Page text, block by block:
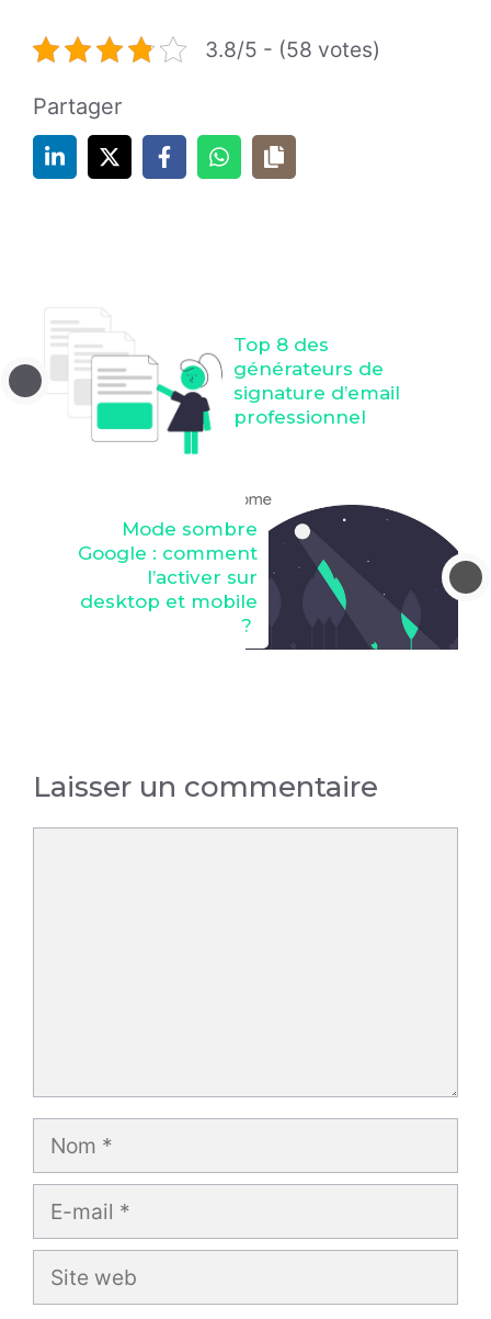
3.8/5 - (58 votes)
Partager
Top 8 des
générateurs de
signature d’email
professionnel
Mode sombre
Google : comment
l’activer sur
desktop et mobile
?
Laisser un commentaire
Nom
E-
mail
Site
web